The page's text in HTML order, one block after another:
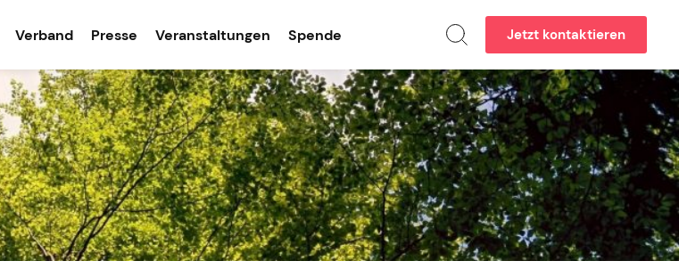
Verband Presse Veranstaltungen Spende Jetzt kontaktieren